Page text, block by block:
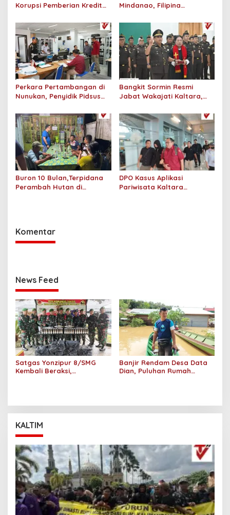
Korupsi Pemberian Kredit
Didalami Kejati Kaltara
Mindanao, Filipina
Siaga dan Waspada di
Sejumlah Wilayah di
Indonesia Termasuk
Kaltara
Perkara Pertambangan di
Nunukan, Penyidik Pidsus
Sembilan Saksi
Bangkit Sormin Resmi
Jabat Wakajati Kaltara,
Sudarmawan yang
Dimutasi ke Bali
Buron 10 Bulan,Terpidana
Perambah Hutan di
DPO Kasus Aplikasi
Pariwisata Kaltara
Komentar
News Feed
Satgas Yonzipur 8/SMG
Kembali Beraksi,
Banjir Rendam Desa Data
Dian, Puluhan Rumah
KALTIM